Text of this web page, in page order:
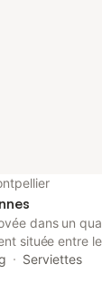
dans un
située entre
une
équipée
Serviettes